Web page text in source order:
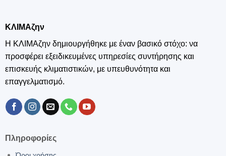
ΚΛΙΜΑζην
Η ΚΛΙΜΑζην δημιουργήθηκε με έναν βασικό στόχο: να
προσφέρει εξειδικευμένες υπηρεσίες συντήρησης και
επισκευής κλιματιστικών, με υπευθυνότητα και
επαγγελματισμό.
Πληροφορίες